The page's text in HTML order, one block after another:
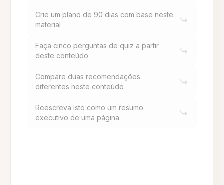
Crie um plano de 90 dias com base neste
material
Faça cinco perguntas de quiz a partir
deste conteúdo
Compare duas recomendações
diferentes neste conteúdo
Reescreva isto como um resumo
executivo de uma página